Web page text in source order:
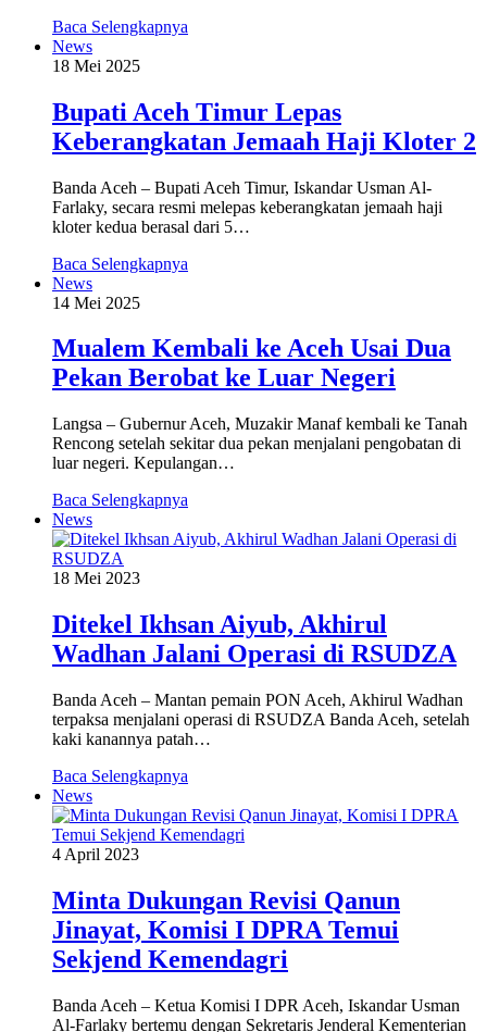
Baca Selengkapnya
News
18 Mei 2025
Bupati Aceh Timur Lepas
Keberangkatan Jemaah Haji Kloter 2
Banda Aceh – Bupati Aceh Timur, Iskandar Usman Al-
Farlaky, secara resmi melepas keberangkatan jemaah haji
kloter kedua berasal dari 5…
Baca Selengkapnya
News
14 Mei 2025
Mualem Kembali ke Aceh Usai Dua
Pekan Berobat ke Luar Negeri
Langsa – Gubernur Aceh, Muzakir Manaf kembali ke Tanah
Rencong setelah sekitar dua pekan menjalani pengobatan di
luar negeri. Kepulangan…
Baca Selengkapnya
News
18 Mei 2023
Ditekel Ikhsan Aiyub, Akhirul
Wadhan Jalani Operasi di RSUDZA
Banda Aceh – Mantan pemain PON Aceh, Akhirul Wadhan
terpaksa menjalani operasi di RSUDZA Banda Aceh, setelah
kaki kanannya patah…
Baca Selengkapnya
News
4 April 2023
Minta Dukungan Revisi Qanun
Jinayat, Komisi I DPRA Temui
Sekjend Kemendagri
Banda Aceh – Ketua Komisi I DPR Aceh, Iskandar Usman
Al-Farlaky bertemu dengan Sekretaris Jenderal Kementerian